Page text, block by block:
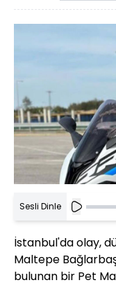
Sesli Dinle
İstanbul'da olay,
Maltepe
bulunan bir Pet